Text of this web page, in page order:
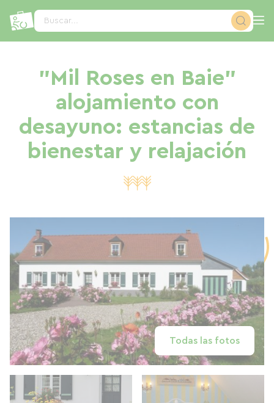
Buscar...
"Mil Roses en Baie"
alojamiento con
desayuno: estancias de
bienestar y relajación
Todas las fotos
Panel de gestión de cookies